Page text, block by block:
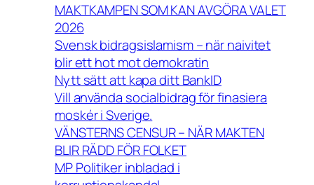
MAKTKAMPEN SOM KAN AVGÖRA VALET
2026
Svensk bidragsislamism – när naivitet
blir ett hot mot demokratin
Nytt sätt att kapa ditt BankID
Vill använda socialbidrag för finasiera
moskér i Sverige.
VÄNSTERNS CENSUR – NÄR MAKTEN
BLIR RÄDD FÖR FOLKET
MP Politiker inbladad i